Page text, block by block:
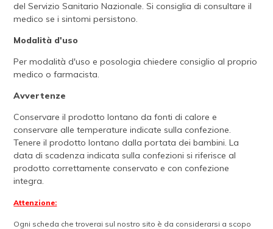
del Servizio Sanitario Nazionale. Si consiglia di consultare il
medico se i sintomi persistono.
Modalità d'uso
Per modalità d'uso e posologia chiedere consiglio al proprio
medico o farmacista.
Avvertenze
Conservare il prodotto lontano da fonti di calore e
conservare alle temperature indicate sulla confezione.
Tenere il prodotto lontano dalla portata dei bambini. La
data di scadenza indicata sulla confezioni si riferisce al
prodotto correttamente conservato e con confezione
integra.
Attenzione:
Ogni scheda che troverai sul nostro sito è da considerarsi a scopo